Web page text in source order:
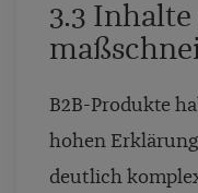
3.3
B2B-Produkte
hohen
deutlich